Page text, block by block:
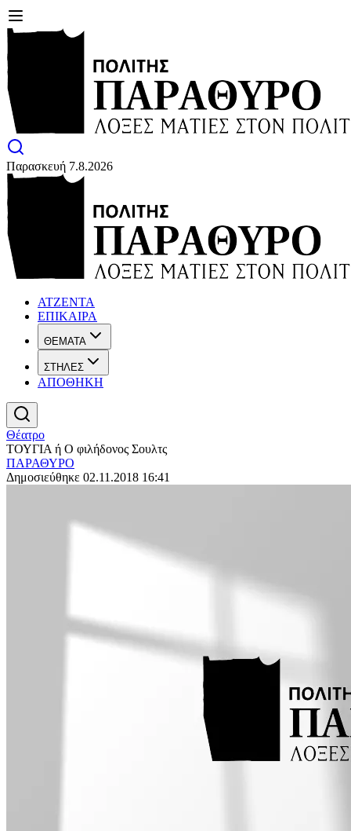
Παρασκευή 7.8.2026
ΑΤΖΕΝΤΑ
ΕΠΙΚΑΙΡΑ
ΘΕΜΑΤΑ
ΣΤΗΛΕΣ
ΑΠΟΘΗΚΗ
Θέατρο
ΤΟΥΓΙΑ ή Ο φιλήδονος Σουλτς
ΠΑΡΑΘΥΡΟ
Δημοσιεύθηκε 02.11.2018 16:41